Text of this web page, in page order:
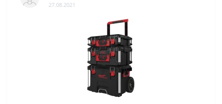
27.08.2021